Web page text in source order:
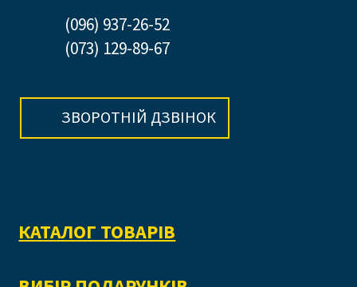
(096) 937-26-52
(073) 129-89-67
ЗВОРОТНІЙ ДЗВІНОК
КАТАЛОГ ТОВАРІВ